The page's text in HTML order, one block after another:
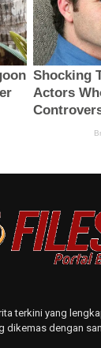
terkini yang
dikemas dengan